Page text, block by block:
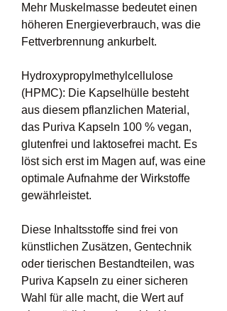
Mehr Muskelmasse bedeutet einen
höheren Energieverbrauch, was die
Fettverbrennung ankurbelt.
Hydroxypropylmethylcellulose
(HPMC): Die Kapselhülle besteht
aus diesem pflanzlichen Material,
das Puriva Kapseln 100 % vegan,
glutenfrei und laktosefrei macht. Es
löst sich erst im Magen auf, was eine
optimale Aufnahme der Wirkstoffe
gewährleistet.
Diese Inhaltsstoffe sind frei von
künstlichen Zusätzen, Gentechnik
oder tierischen Bestandteilen, was
Puriva Kapseln zu einer sicheren
Wahl für alle macht, die Wert auf